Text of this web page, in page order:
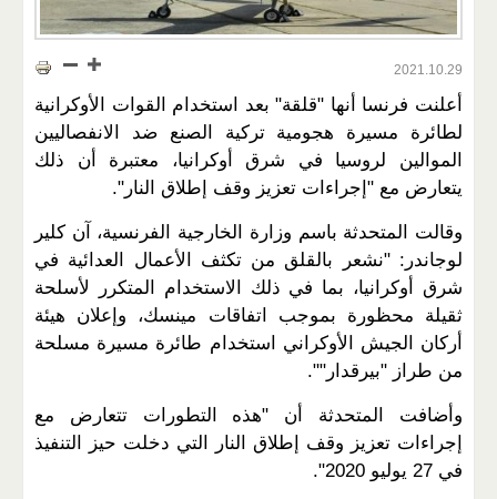
2021.10.29
أعلنت فرنسا أنها "قلقة" بعد استخدام القوات الأوكرانية
لطائرة مسيرة هجومية تركية الصنع ضد الانفصاليين
الموالين لروسيا في شرق أوكرانيا، معتبرة أن ذلك
يتعارض مع "إجراءات تعزيز وقف إطلاق النار".
وقالت المتحدثة باسم وزارة الخارجية الفرنسية، آن كلير
لوجاندر: "نشعر بالقلق من تكثف الأعمال العدائية في
شرق أوكرانيا، بما في ذلك الاستخدام المتكرر لأسلحة
ثقيلة محظورة بموجب اتفاقات مينسك، وإعلان هيئة
أركان الجيش الأوكراني استخدام طائرة مسيرة مسلحة
من طراز "بيرقدار"".
وأضافت المتحدثة أن "هذه التطورات تتعارض مع
إجراءات تعزيز وقف إطلاق النار التي دخلت حيز التنفيذ
في 27 يوليو 2020".